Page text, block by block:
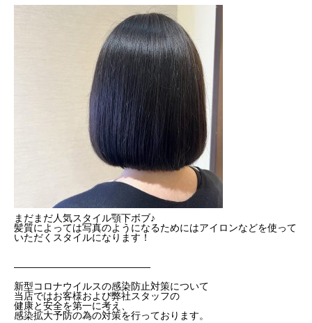
まだまだ人気スタイル顎下ボブ♪
髪質によっては写真のようになるためにはアイロンなどを使って
いただくスタイルになります！
——————————————
新型コロナウイルスの感染防止対策について
当店ではお客様および弊社スタッフの
健康と安全を第一に考え、
感染拡大予防の為の対策を行っております。